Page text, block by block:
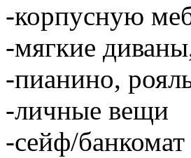
-корпусную
-мягкие
-пианино,
-личные вещи
-сейф/банкомат